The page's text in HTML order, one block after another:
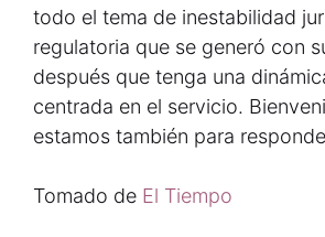
todo el tema de inestabilidad
regulatoria que se generó con
después que tenga una
centrada en el servicio.
estamos también para
Tomado de El Tiempo